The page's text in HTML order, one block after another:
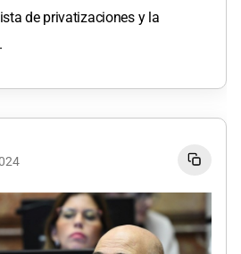
de privatizaciones y la